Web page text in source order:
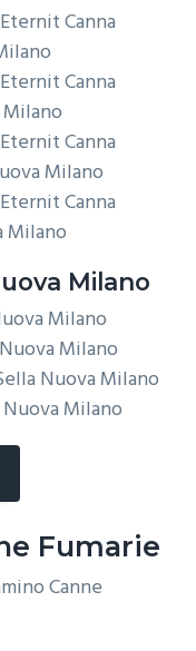
Canna
Canna
Canna
Milano
Canna
Milano
Milano
Milano
Milano
Nuova Milano
Milano
Fumarie